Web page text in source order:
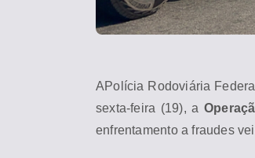
APolícia Rodoviária
sexta-feira (19), a
enfrentamento a fraudes